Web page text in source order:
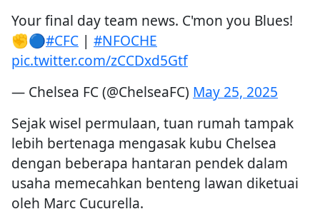
Your final day team news. C'mon you Blues!
✊🔵#CFC | #NFOCHE
pic.twitter.com/zCCDxd5Gtf
— Chelsea FC (@ChelseaFC) May 25, 2025
Sejak wisel permulaan, tuan rumah tampak
lebih bertenaga mengasak kubu Chelsea
dengan beberapa hantaran pendek dalam
usaha memecahkan benteng lawan diketuai
oleh Marc Cucurella.